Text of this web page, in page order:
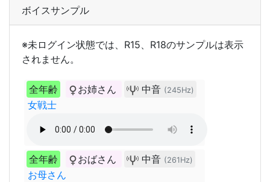
ボイスサンプル
※未ログイン状態では、R15、R18のサンプルは表示
されません。
全年齢 お姉さん 中音 (245Hz)
女戦士
全年齢 おばさん 中音 (261Hz)
お母さん